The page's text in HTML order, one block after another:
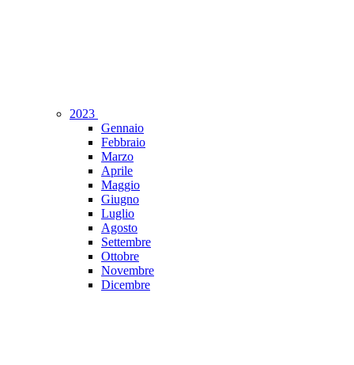
2023
Gennaio
Febbraio
Marzo
Aprile
Maggio
Giugno
Luglio
Agosto
Settembre
Ottobre
Novembre
Dicembre